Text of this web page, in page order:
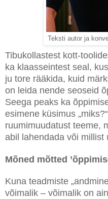
Teksti autor ja
Tibukollastest kott-
ka klaasseintest seal,
ju tore rääkida, kuid
on leida nende seoseid
Seega peaks ka
esimene küsimus
ruumimuudatust teeme,
abil lahendada või millist
Mõned mõtted
Kuna teadmiste
võimalik – võimalik on